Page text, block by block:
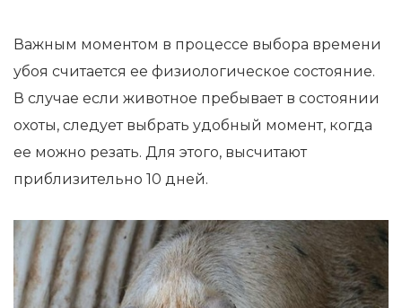
Важным моментом в процессе выбора времени
убоя считается ее физиологическое состояние.
В случае если животное пребывает в состоянии
охоты, следует выбрать удобный момент, когда
ее можно резать. Для этого, высчитают
приблизительно 10 дней.